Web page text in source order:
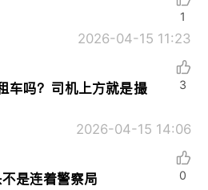
2026-04-15 11:23
1
车吗？司机上方就是撮
2026-04-15 14:06
3
是连着警察局
0